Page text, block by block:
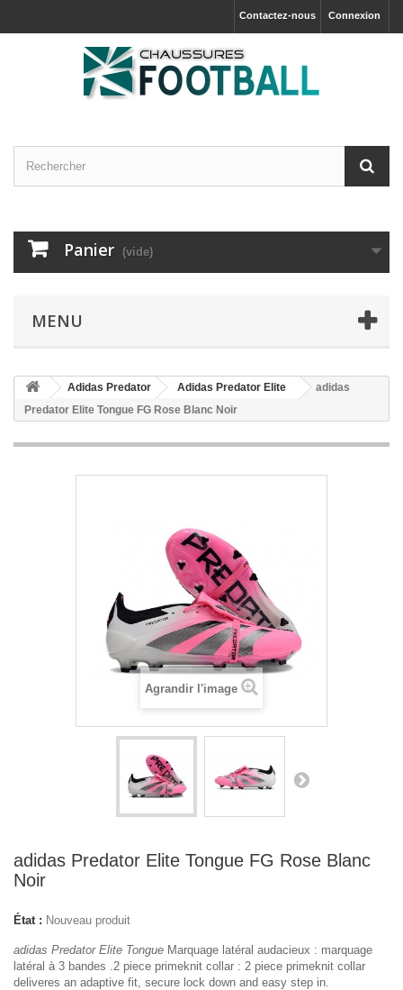
Connexion
Contactez-nous
Panier (vide)
MENU
Adidas Predator Adidas Predator Elite
adidas
Predator Elite Tongue FG Rose Blanc Noir
Agrandir l'image
adidas Predator Elite Tongue FG Rose Blanc
Noir
État : Nouveau produit
adidas Predator Elite Tongue Marquage latéral audacieux : marquage
latéral à 3 bandes .2 piece primeknit collar : 2 piece primeknit collar
deliveres an adaptive fit, secure lock down and easy step in.